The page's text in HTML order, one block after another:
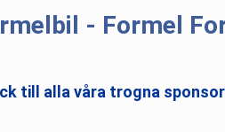
- Formel
till alla våra trogna